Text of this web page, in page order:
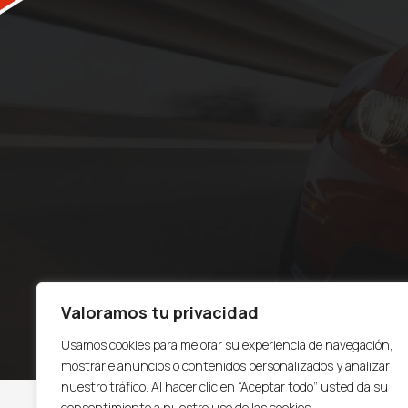
Valoramos tu privacidad
Usamos cookies para mejorar su experiencia de navegación,
mostrarle anuncios o contenidos personalizados y analizar
nuestro tráfico. Al hacer clic en “Aceptar todo” usted da su